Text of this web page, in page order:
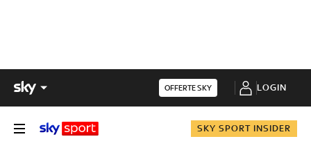
OFFERTE SKY LOGIN
SKY SPORT INSIDER